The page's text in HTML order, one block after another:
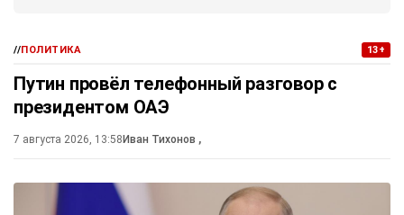
//ПОЛИТИКА 13+
Путин провёл телефонный разговор с
президентом ОАЭ
7 августа 2026, 13:58Иван Тихонов ,